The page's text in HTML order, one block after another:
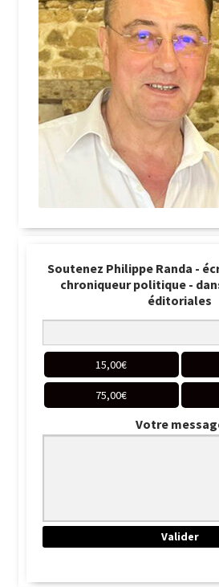
Soutenez Philippe Randa -
chroniqueur politique -
éditoriales
15,00€
75,00€
Votre